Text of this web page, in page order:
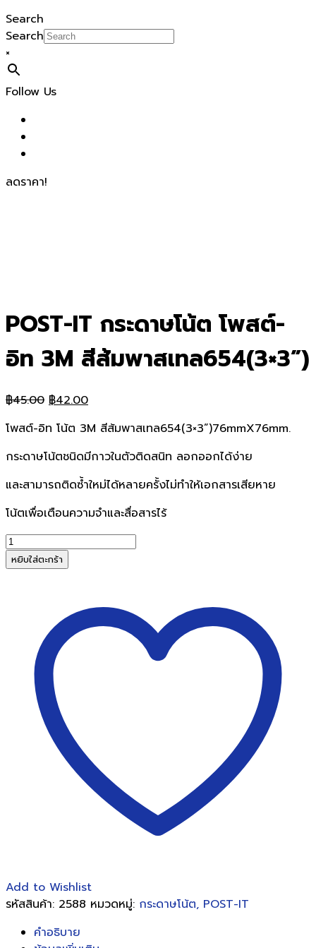
Search
Search
×
Follow Us
ลดราคา!
POST-IT กระดาษโน้ต โพสต์-
อิท 3M สีส้มพาสเทล654(3×3”)
฿45.00 Original
was:
฿45.00.
฿42.00Current
is:
฿42.00.
โพสต์-อิท โน้ต 3M สีส้มพาสเทล654(3×3”)76mmX76mm.
กระดาษโน้ตชนิดมีกาวในตัวติดสนิท ลอกออกได้ง่าย
และสามารถติดซ้ำใหม่ได้หลายครั้งไม่ทำให้เอกสารเสียหาย
โน้ตเพื่อเตือนความจำและสื่อสารไร้
จำนวน
POST-
IT
เทล654(3x3'')
หยิบใส่ตะกร้า
Add to Wishlist
รหัสสินค้า: 2588 หมวดหมู่: กระดาษโน้ต, POST-IT
คำอธิบาย